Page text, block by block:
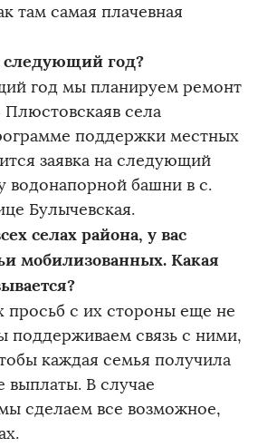
там самая плачевная
год?
год мы планируем ремонт
села
поддержки местных
заявка на следующий
водонапорной башни в с.
Булычевская.
селах района, у вас
мобилизованных. Какая
просьб с их стороны еще не
поддерживаем связь с ними,
каждая семья получила
выплаты. В случае
сделаем все возможное,